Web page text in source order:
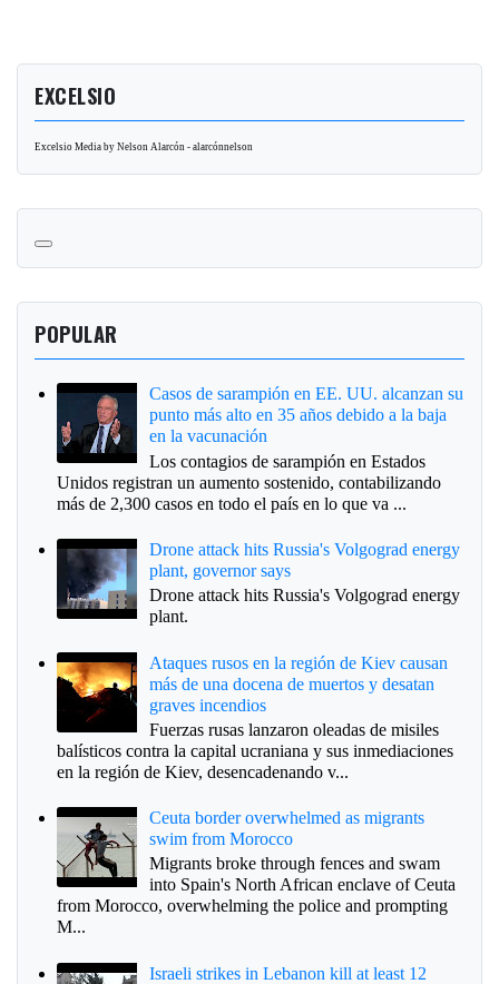
EXCELSIO
Excelsio Media by Nelson Alarcón - alarcónnelson
POPULAR
Casos de sarampión en EE. UU. alcanzan su
punto más alto en 35 años debido a la baja
en la vacunación
Los contagios de sarampión en Estados
Unidos registran un aumento sostenido, contabilizando
más de 2,300 casos en todo el país en lo que va ...
Drone attack hits Russia's Volgograd energy
plant, governor says
Drone attack hits Russia's Volgograd energy
plant.
Ataques rusos en la región de Kiev causan
más de una docena de muertos y desatan
graves incendios
Fuerzas rusas lanzaron oleadas de misiles
balísticos contra la capital ucraniana y sus inmediaciones
en la región de Kiev, desencadenando v...
Ceuta border overwhelmed as migrants
swim from Morocco
Migrants broke through fences and swam
into Spain's North African enclave of Ceuta
from Morocco, overwhelming the police and prompting
M...
Israeli strikes in Lebanon kill at least 12